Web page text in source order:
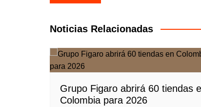
de
entradas
Noticias Relacionadas
Grupo Figaro abrirá 60 tiendas
Colombia para 2026